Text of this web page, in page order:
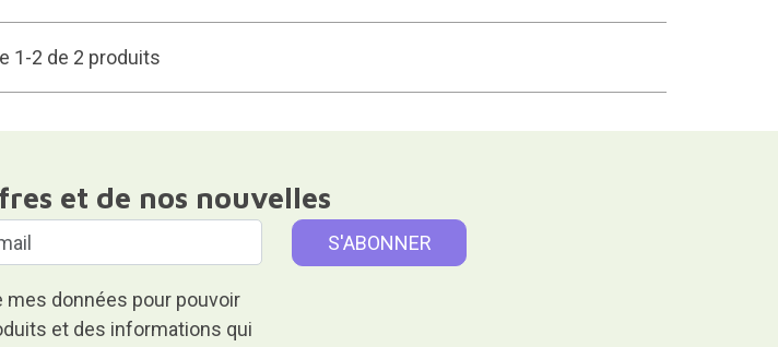
1-2 de 2 produits
et de nos nouvelles
mes données pour pouvoir
et des informations qui